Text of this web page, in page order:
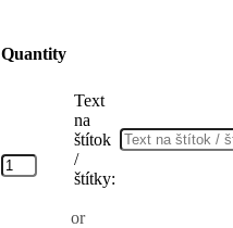
Quantity
Text
na
štítok
/
štítky:
or